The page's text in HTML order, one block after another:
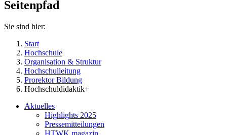
Seitenpfad
Sie sind hier:
Start
Hochschule
Organisation & Struktur
Hochschulleitung
Prorektor Bildung
Hochschuldidaktik+
Aktuelles
Highlights 2025
Pressemitteilungen
HTWK.magazin